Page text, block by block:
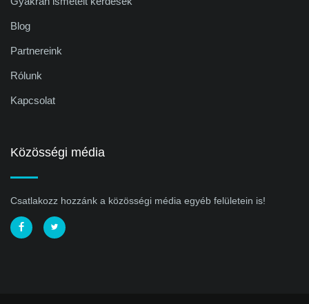
Blog
Partnereink
Rólunk
Kapcsolat
Közösségi média
Csatlakozz hozzánk a közösségi média egyéb felületein is!